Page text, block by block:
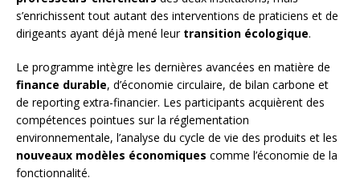
s’enrichissent tout autant des interventions de praticiens et de
dirigeants ayant déjà mené leur transition écologique.
Le programme intègre les dernières avancées en matière de
finance durable, d’économie circulaire, de bilan carbone et
de reporting extra-financier. Les participants acquièrent des
compétences pointues sur la réglementation
environnementale, l’analyse du cycle de vie des produits et les
nouveaux modèles économiques comme l’économie de la
fonctionnalité.